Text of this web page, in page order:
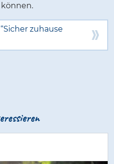
zuhause